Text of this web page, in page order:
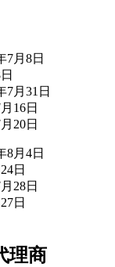
7月8日
7月31日
16日
20日
8月4日
日
28日
日
理商